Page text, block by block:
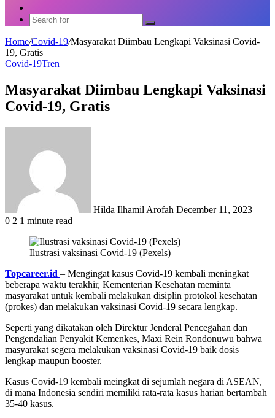
skin
Search
for
Home/Covid-19/Masyarakat Diimbau Lengkapi Vaksinasi Covid-
19, Gratis
Covid-19Tren
Masyarakat Diimbau Lengkapi Vaksinasi
Covid-19, Gratis
Hilda Ilhamil Arofah December 11, 2023
0 2 1 minute read
Ilustrasi vaksinasi Covid-19 (Pexels)
Topcareer.id – Mengingat kasus Covid-19 kembali meningkat
beberapa waktu terakhir, Kementerian Kesehatan meminta
masyarakat untuk kembali melakukan disiplin protokol kesehatan
(prokes) dan melakukan vaksinasi Covid-19 secara lengkap.
Seperti yang dikatakan oleh Direktur Jenderal Pencegahan dan
Pengendalian Penyakit Kemenkes, Maxi Rein Rondonuwu bahwa
masyarakat segera melakukan vaksinasi Covid-19 baik dosis
lengkap maupun booster.
Kasus Covid-19 kembali meingkat di sejumlah negara di ASEAN,
di mana Indonesia sendiri memiliki rata-rata kasus harian bertambah
35-40 kasus.